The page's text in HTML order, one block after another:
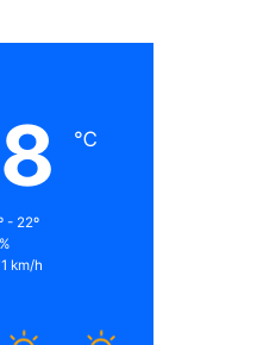
℃
- 22º
km/h